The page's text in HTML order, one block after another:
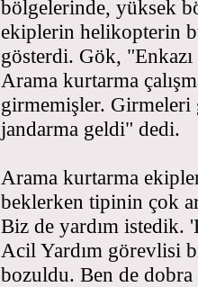
bölgelerinde, yüksek
ekiplerin helikopterin
gösterdi. Gök,
Arama kurtarma
girmemişler.
jandarma geldi" dedi.
Arama kurtarma
beklerken tipinin çok
Biz de yardım istedik.
Acil Yardım görevlisi
bozuldu. Ben de